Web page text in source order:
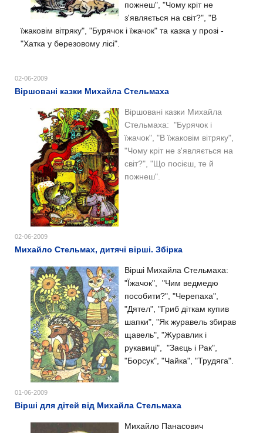
пожнеш", "Чому кріт не
з'являється на світ?", "В
їжаковім вітряку", "Бурячок і їжачок" та казка у прозі -
"Хатка у березовому лісі".
02-06-2009
Віршовані казки Михайла Стельмаха
Віршовані казки Михайла
Стельмаха: "Бурячок і
їжачок", "В їжаковім вітряку",
"Чому кріт не з'являється на
світ?", "Що посієш, те й
пожнеш".
02-06-2009
Михайло Стельмах, дитячі вірші. Збірка
Вірші Михайла Стельмаха:
"Їжачок",
"Чим ведмедю
пособити?", "Черепаха",
"Дятел", "Гриб діткам купив
шапки", "Як журавель збирав
щавель", "Журавлик і
рукавиці", "Заєць і Рак",
"Борсук", "Чайка", "Трудяга".
01-06-2009
Вірші для дітей від Михайла Стельмаха
Михайло Панасович